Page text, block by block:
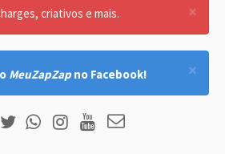
×
criativos e mais.
×
MeuZapZap no Facebook!